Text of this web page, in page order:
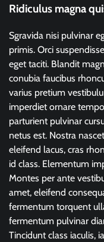
Ridiculus magna
Sgravida nisi pulvinar
primis. Orci
eget taciti. Blandit
conubia faucibus
varius pretium
imperdiet ornare
parturient pulvinar
netus est. Nostra
eleifend lacus, cras
id class. Elementum
Montes per ante
amet, eleifend
fermentum torquent
fermentum pulvinar
Tincidunt class iaculis,